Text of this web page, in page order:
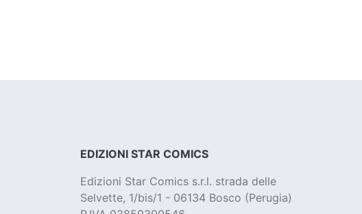
EDIZIONI STAR COMICS
Edizioni Star Comics s.r.l. strada delle
Selvette, 1/bis/1 - 06134 Bosco (Perugia)